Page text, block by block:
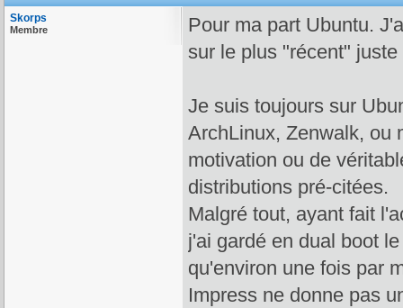
Skorps
Membre
Pour ma part Ubuntu.
sur le plus "récent"
Je suis toujours sur
ArchLinux, Zenwalk, ou
motivation ou de
distributions pré-citées.
Malgré tout, ayant fait
j'ai gardé en dual boot
qu'environ une fois par
Impress ne donne pas